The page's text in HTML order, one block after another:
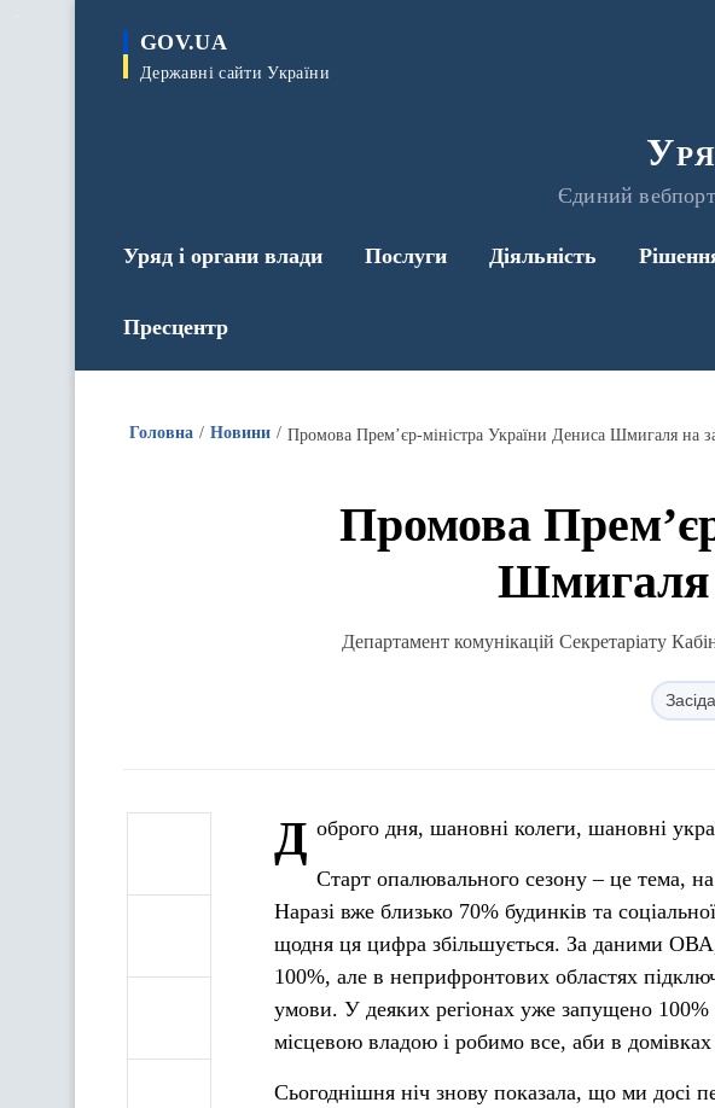
GOV.UA
Державні сайти України
Єдиний
Уряд і органи влади Послуги Діяльність
Пресцентр
Головна Новини Промова Прем’єр-міністра України Дениса Шмигаля на
Промова
Шмигаля
Департамент комунікацій Секретаріату
Д оброго дня, шановні колеги, шановні
Старт опалювального сезону – це тема,
Наразі вже близько 70% будинків та
щодня ця цифра збільшується. За даними
100%, але в неприфронтових областях
умови. У деяких регіонах уже запущено
місцевою владою і робимо все, аби в домівках
Сьогоднішня ніч знову показала, що ми досі